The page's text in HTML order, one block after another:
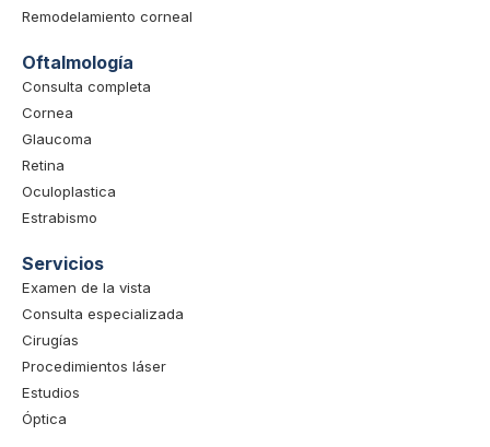
Remodelamiento corneal
Oftalmología
Consulta completa
Cornea
Glaucoma
Retina
Oculoplastica
Estrabismo
Servicios
Examen de la vista
Consulta especializada
Cirugías
Procedimientos láser
Estudios
Óptica